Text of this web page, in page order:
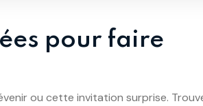
pour faire
ou cette invitation surprise.